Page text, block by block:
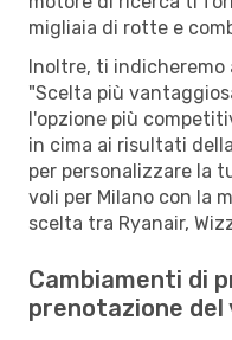
migliaia di rotte e
Inoltre, ti indicheremo
"Scelta più
l'opzione più
in cima ai risultati
per personalizzare la
voli per Milano con la
scelta tra Ryanair,
Cambiamenti di
prenotazione del